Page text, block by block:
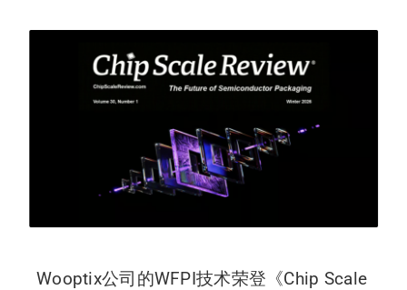
Wooptix公司的WFPI技术荣登《Chip Scale